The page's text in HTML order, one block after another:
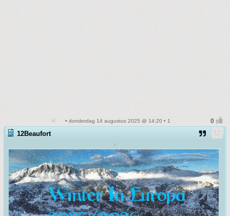
• donderdag 14 augustus 2025 @ 14:20 • 1
12Beaufort
v